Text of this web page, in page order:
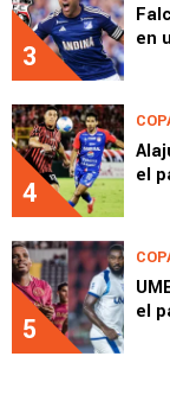
3
en
4
el
5
el